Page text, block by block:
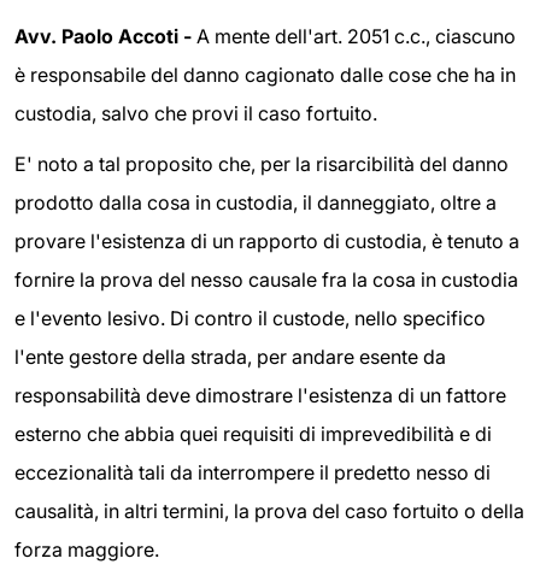
Avv. Paolo Accoti - A mente dell'art. 2051 c.c., ciascuno
è responsabile del danno cagionato dalle cose che ha in
custodia, salvo che provi il caso fortuito.
E' noto a tal proposito che, per la risarcibilità del danno
prodotto dalla cosa in custodia, il danneggiato, oltre a
provare l'esistenza di un rapporto di custodia, è tenuto a
fornire la prova del nesso causale fra la cosa in custodia
e l'evento lesivo. Di contro il custode, nello specifico
l'ente gestore della strada, per andare esente da
responsabilità deve dimostrare l'esistenza di un fattore
esterno che abbia quei requisiti di imprevedibilità e di
eccezionalità tali da interrompere il predetto nesso di
causalità, in altri termini, la prova del caso fortuito o della
forza maggiore.